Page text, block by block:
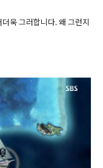
욱 그러합니다. 왜 그런지